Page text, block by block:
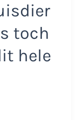
toch
hele